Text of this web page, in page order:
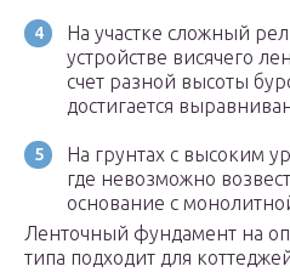
На участке сложный
устройстве висячего
счет разной высоты
достигается
На грунтах с высоким
где невозможно
основание с
Ленточный фундамент на
типа подходит для